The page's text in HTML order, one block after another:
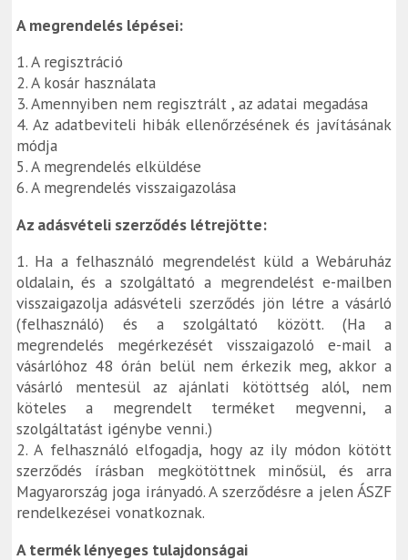
A megrendelés lépései:
1. A regisztráció
2. A kosár használata
3. Amennyiben nem regisztrált , az adatai megadása
4. Az adatbeviteli hibák ellenőrzésének és javításának
módja
5. A megrendelés elküldése
6. A megrendelés visszaigazolása
Az adásvételi szerződés létrejötte:
1. Ha a felhasználó megrendelést küld a Webáruház
oldalain, és a szolgáltató a megrendelést e-mailben
visszaigazolja adásvételi szerződés jön létre a vásárló
(felhasználó) és a szolgáltató között. (Ha a
megrendelés megérkezését visszaigazoló e-mail a
vásárlóhoz 48 órán belül nem érkezik meg, akkor a
vásárló mentesül az ajánlati kötöttség alól, nem
köteles a megrendelt terméket megvenni, a
szolgáltatást igénybe venni.)
2. A felhasználó elfogadja, hogy az ily módon kötött
szerződés írásban megkötöttnek minősül, és arra
Magyarország joga irányadó. A szerződésre a jelen ÁSZF
rendelkezései vonatkoznak.
A termék lényeges tulajdonságai